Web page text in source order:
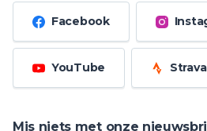
Facebook
YouTube Strava
Mis niets met onze